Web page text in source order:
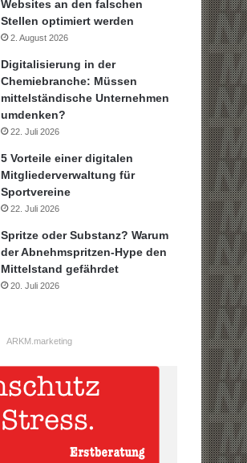
Websites an den falschen
Stellen optimiert werden
2. August 2026
Digitalisierung in der
Chemiebranche: Müssen
mittelständische Unternehmen
umdenken?
22. Juli 2026
5 Vorteile einer digitalen
Mitgliederverwaltung für
Sportvereine
22. Juli 2026
Spritze oder Substanz? Warum
der Abnehmspritzen-Hype den
Mittelstand gefährdet
20. Juli 2026
ARKM.marketing